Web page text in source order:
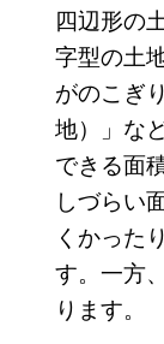
四辺形の
字型の土
がのこぎ
地）」な
できる面
しづらい
くかった
す。一方
ります。